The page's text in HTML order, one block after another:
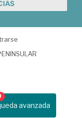
avanzada